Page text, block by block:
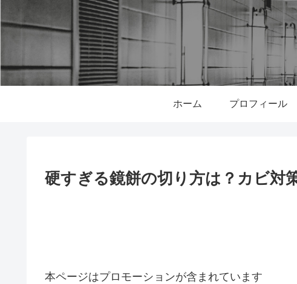
ホーム プロフィール
硬すぎる鏡餅の切り方は？カビ対
本ページはプロモーションが含まれています